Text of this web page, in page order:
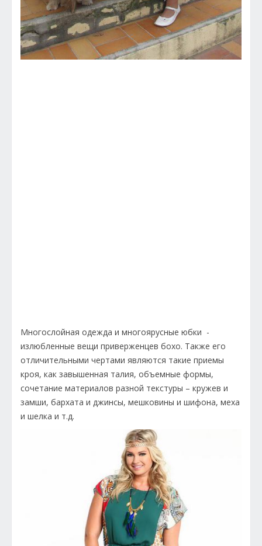
Многослойная одежда и многоярусные юбки -
излюбленные вещи приверженцев бохо. Также его
отличительными чертами являются такие приемы
кроя, как завышенная талия, объемные формы,
сочетание материалов разной текстуры – кружев и
замши, бархата и джинсы, мешковины и шифона, меха
и шелка и т.д.